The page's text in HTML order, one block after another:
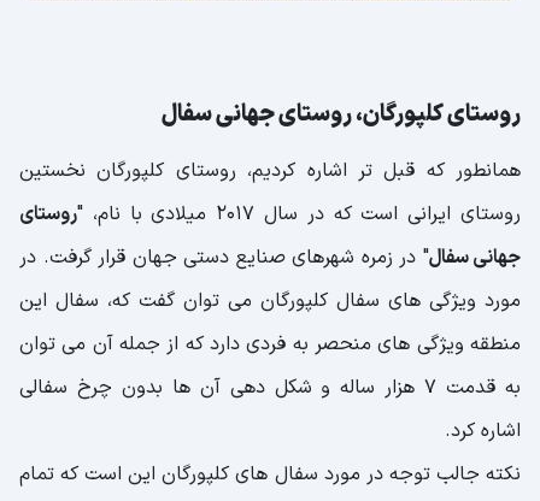
روستای کلپورگان، روستای جهانی سفال
همانطور که قبل تر اشاره کردیم، روستای کلپورگان نخستین
روستای ایرانی است که در سال ۲۰۱۷ میلادی با نام، "
روستای
جهانی سفال" در زمره شهرهای صنایع دستی جهان قرار گرفت. در
مورد ویژگی های سفال کلپورگان می توان گفت که، سفال این
منطقه ویژگی های منحصر به فردی دارد که از جمله آن می توان
به قدمت ۷ هزار ساله و شکل دهی آن ها بدون چرخ سفالی
اشاره کرد.
نکته جالب توجه در مورد سفال های کلپورگان این است که تمام